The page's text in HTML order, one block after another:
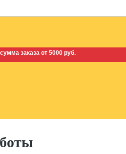
заказа от 5000 руб.